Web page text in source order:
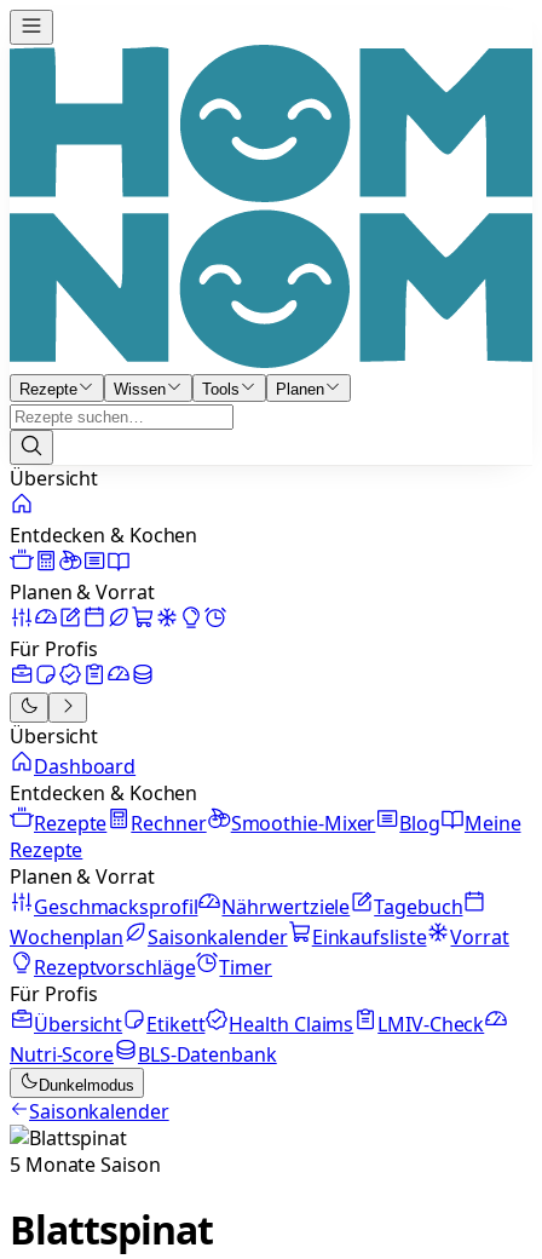
Rezepte Wissen Tools Planen
Übersicht
Entdecken & Kochen
Planen & Vorrat
Für Profis
Übersicht
Dashboard
Entdecken & Kochen
Rezepte
Rechner Smoothie-Mixer Blog
Meine
Rezepte
Planen & Vorrat
Geschmacksprofil
Nährwertziele
Tagebuch
Wochenplan
Saisonkalender Einkaufsliste
Vorrat
Rezeptvorschläge
Timer
Für Profis
Übersicht
Etikett Health Claims
LMIV-Check
Nutri-Score
BLS-Datenbank
Dunkelmodus
Saisonkalender
5 MonateSaison
Blattspinat